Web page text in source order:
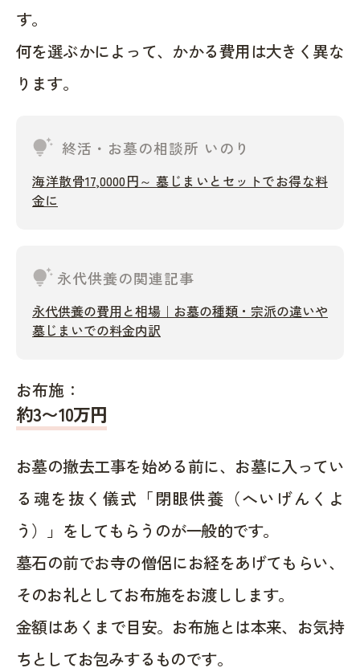
す。
何を選ぶかによって、かかる費用は大きく異な
ります。
tips_and_updates 終活・お墓の相談所 いのり
海洋散骨17,0000円～ 墓じまいとセットでお得な料
金に
tips_and_updates 永代供養の関連記事
永代供養の費用と相場｜お墓の種類・宗派の違いや
墓じまいでの料金内訳
お布施：
約3〜10万円
お墓の撤去工事を始める前に、お墓に入ってい
る魂を抜く儀式「閉眼供養（へいげんくよ
う）」をしてもらうのが一般的です。
墓石の前でお寺の僧侶にお経をあげてもらい、
そのお礼としてお布施をお渡しします。
金額はあくまで目安。お布施とは本来、お気持
ちとしてお包みするものです。